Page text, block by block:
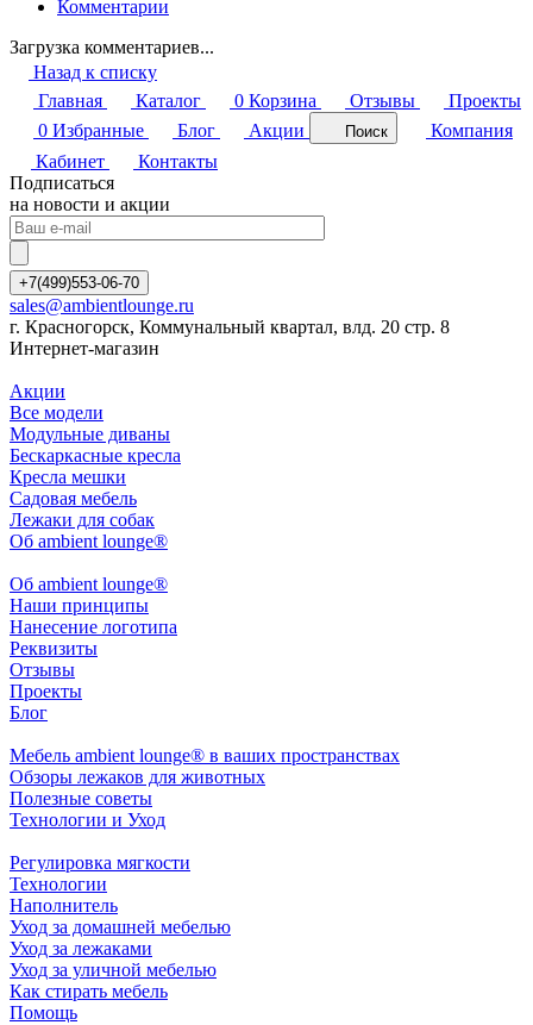
Комментарии
Загрузка комментариев...
Назад к списку
Главная
Каталог 0 Корзина Отзывы
Проекты
0 Избранные Блог Акции Поиск
Компания
Кабинет
Контакты
Подписаться
на новости и акции
+7(499)553-06-70
sales@ambientlounge.ru
г. Красногорск, Коммунальный квартал, влд. 20 стр. 8
Интернет-магазин
Акции
Все модели
Модульные диваны
Бескаркасные кресла
Кресла мешки
Садовая мебель
Лежаки для собак
Об ambient lounge®
Oб ambient lounge®
Наши принципы
Нанесение логотипа
Реквизиты
Отзывы
Проекты
Блог
Мебель ambient lounge® в ваших пространствах
Обзоры лежаков для животных
Полезные советы
Технологии и Уход
Регулировка мягкости
Технологии
Наполнитель
Уход за домашней мебелью
Уход за лежаками
Уход за уличной мебелью
Как стирать мебель
Помощь